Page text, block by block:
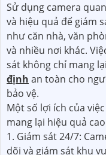
Sử dụng camera
và hiệu quả để giám
như căn nhà, văn
và nhiều nơi khác.
sát không chỉ mang
định an toàn cho
bảo vệ.
Một số lợi ích của
mang lại hiệu quả
1. Giám sát 24/7:
dõi và giám sát khu